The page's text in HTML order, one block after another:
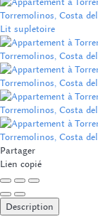
Lit supletoire
Partager
Lien copié
Description